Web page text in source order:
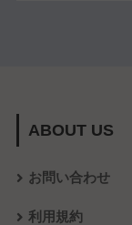
ABOUT US
お問い合わせ
利用規約